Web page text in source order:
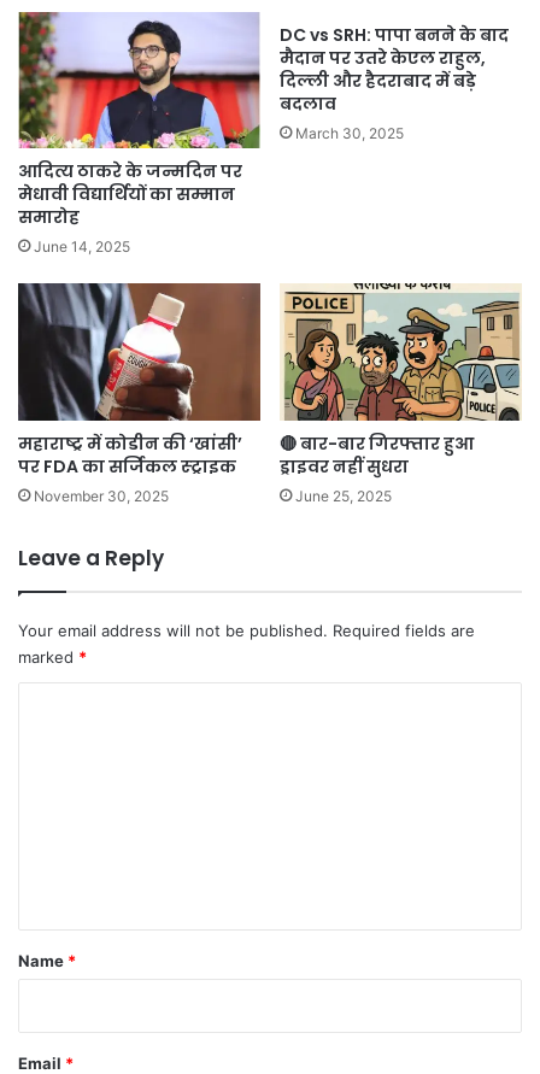
आदित्य ठाकरे के जन्मदिन पर
मेधावी विद्यार्थियों का सम्मान
समारोह
June 14, 2025
DC vs SRH: पापा बनने के बाद
मैदान पर उतरे केएल राहुल,
दिल्‍ली और हैदराबाद में बड़े
बदलाव
March 30, 2025
महाराष्ट्र में कोडीन की ‘खांसी’
पर FDA का सर्जिकल स्ट्राइक
November 30, 2025
🔴 बार-बार गिरफ्तार हुआ
ड्राइवर नहीं सुधरा
June 25, 2025
Leave a Reply
Your email address will not be published. Required fields are
marked *
*
Name *
Email *